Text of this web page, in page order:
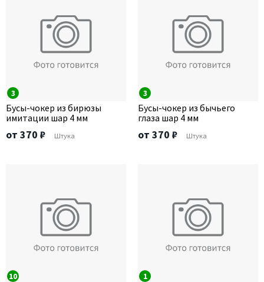
3
Бусы-чокер из бирюзы
имитации шар 4 мм
от 370 ₽ Штука
3
Бусы-чокер из бычьего
глаза шар 4 мм
от 370 ₽ Штука
10 1